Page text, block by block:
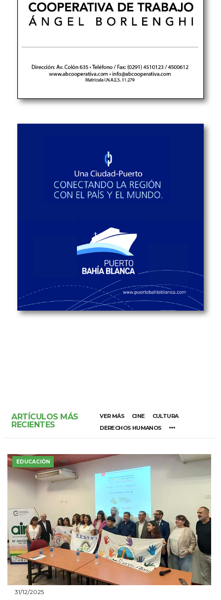
ARTÍCULOS MÁS
RECIENTES
VER MÁS CINE
CULTURA
DERECHOS HUMANOS
EDUCACIÓN
31/12/2025